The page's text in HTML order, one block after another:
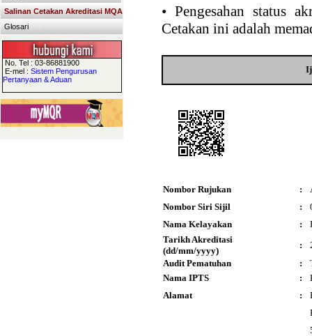
Salinan Cetakan Akreditasi MQA
Glosari
No. Tel : 03-86881900
E-mel : Sistem Pengurusan
Pertanyaan & Aduan
• Pengesahan status
Cetakan ini adalah
Nombor Rujukan :
Nombor Siri Sijil
:
Nama Kelayakan
:
Tarikh Akreditasi
(dd/mm/yyyy)
:
Audit Pematuhan
:
Nama IPTS
:
Alamat
: